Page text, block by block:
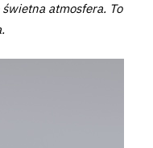
atmosfera. To